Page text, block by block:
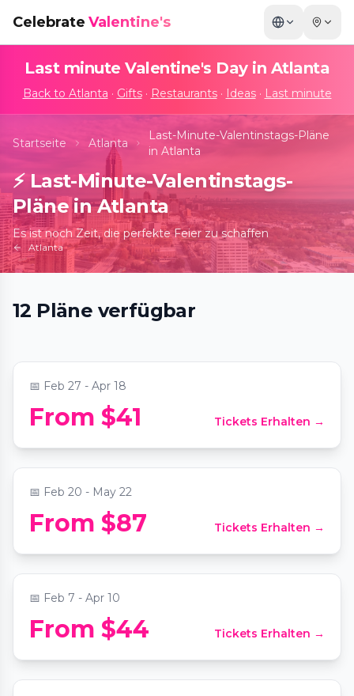
Celebrate Valentine's
Last minute Valentine's Day in Atlanta
Back to Atlanta · Gifts· Restaurants· Ideas· Last minute
Startseite Atlanta
Last-Minute-Valentinstags-Pläne
in Atlanta
⚡ Last-Minute-Valentinstags-
Pläne in Atlanta
Es ist noch Zeit, die perfekte Feier zu schaffen
Atlanta
12 Pläne verfügbar
Candlelight: Hip Hop on Strings
📅 Feb 27 - Apr 18
From $41 Tickets Erhalten →
Dining in the Dark: A Unique Blindfolded
Dining Experience at Commerce Club
Atlanta
📍The Commerce Club Atlanta
📅 Feb 20 - May 22
From $87 Tickets Erhalten →
Candlelight: The Lord of the Rings
📍The Chapel on Sycamore
📅 Feb 7 - Apr 10
From $44 Tickets Erhalten →
Marietta Mystery Picnic: Self-Guided
Foodie Adventure
📍Secret Location Atlanta